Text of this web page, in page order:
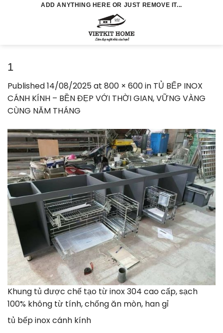
ADD ANYTHING HERE OR JUST REMOVE IT...
1
Published14/08/2025at 800 × 600in TỦ BẾP INOX
CÁNH KÍNH – BỀN ĐẸP VỚI THỜI GIAN, VỮNG VÀNG
CÙNG NĂM THÁNG
Khung tủ được chế tạo từ inox 304 cao cấp, sạch
100% không từ tính, chống ăn mòn, han gỉ
tủ bếp inox cánh kính